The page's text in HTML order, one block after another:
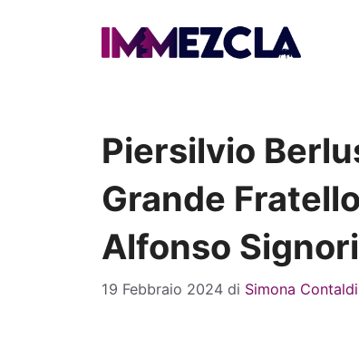
Piersilvio
Grande
Alfonso
19 Febbraio 2024 di Simona Contaldi